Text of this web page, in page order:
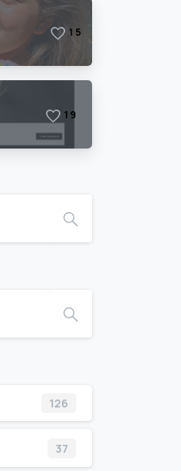
1 5
1 9
126
37